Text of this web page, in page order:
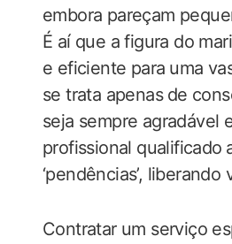
embora pareçam
É aí que a figura do
e eficiente para ⁤uma
se trata apenas ⁣de
seja sempre agradável
profissional qualificado⁣
‘pendências’,
Contratar‍ um serviço